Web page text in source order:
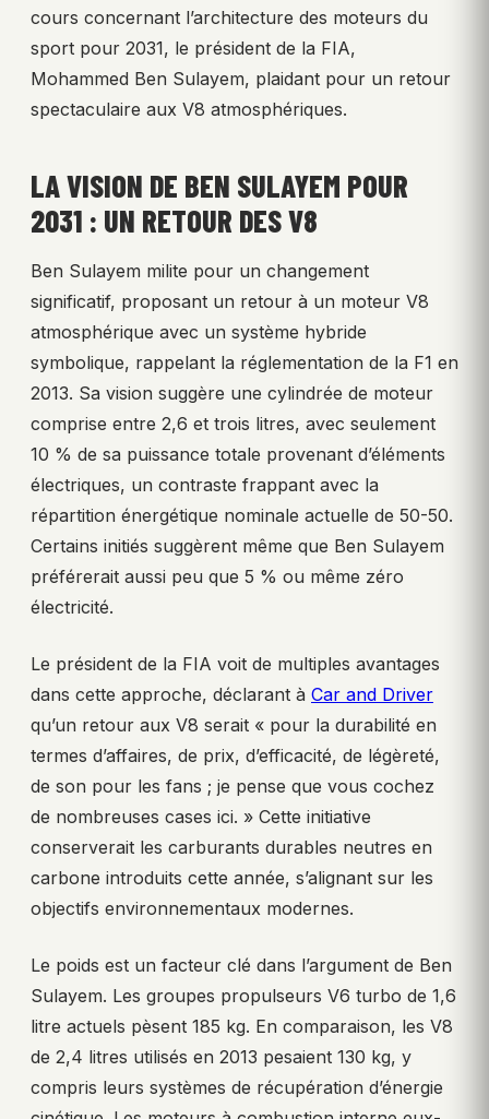
cours concernant l’architecture des moteurs du
sport pour 2031, le président de la FIA,
Mohammed Ben Sulayem, plaidant pour un retour
spectaculaire aux V8 atmosphériques.
LA VISION DE BEN SULAYEM POUR
2031 : UN RETOUR DES V8
Ben Sulayem milite pour un changement
significatif, proposant un retour à un moteur V8
atmosphérique avec un système hybride
symbolique, rappelant la réglementation de la F1 en
2013. Sa vision suggère une cylindrée de moteur
comprise entre 2,6 et trois litres, avec seulement
10 % de sa puissance totale provenant d’éléments
électriques, un contraste frappant avec la
répartition énergétique nominale actuelle de 50-50.
Certains initiés suggèrent même que Ben Sulayem
préférerait aussi peu que 5 % ou même zéro
électricité.
Le président de la FIA voit de multiples avantages
dans cette approche, déclarant à Car and Driver
qu’un retour aux V8 serait « pour la durabilité en
termes d’affaires, de prix, d’efficacité, de légèreté,
de son pour les fans ; je pense que vous cochez
de nombreuses cases ici. » Cette initiative
conserverait les carburants durables neutres en
carbone introduits cette année, s’alignant sur les
objectifs environnementaux modernes.
Le poids est un facteur clé dans l’argument de Ben
Sulayem. Les groupes propulseurs V6 turbo de 1,6
litre actuels pèsent 185 kg. En comparaison, les V8
de 2,4 litres utilisés en 2013 pesaient 130 kg, y
compris leurs systèmes de récupération d’énergie